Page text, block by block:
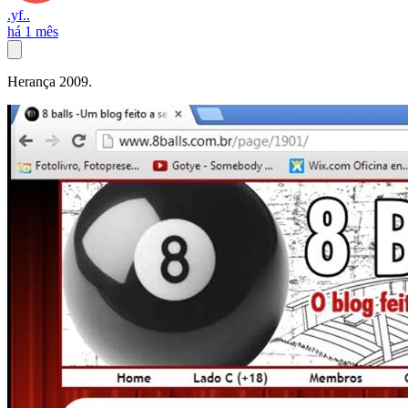
.yf..
há 1 mês
Herança 2009.